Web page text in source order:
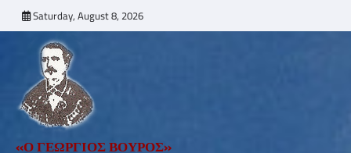
to
content
Saturday, August 8, 2026
«Ο ΓΕΩΡΓΙΟΣ ΒΟΥΡΟΣ»